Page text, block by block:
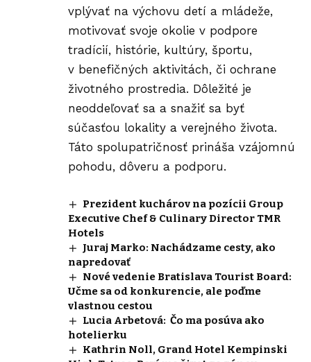
vplývať na výchovu detí a mládeže,
motivovať svoje okolie v podpore
tradícií, histórie, kultúry, športu,
v benefičných aktivitách, či ochrane
životného prostredia. Dôležité je
neoddeľovať sa a snažiť sa byť
súčasťou lokality a verejného života.
Táto spolupatričnosť prináša vzájomnú
pohodu, dôveru a podporu.
Prezident kuchárov na pozícii Group
Executive Chef & Culinary Director TMR
Hotels
Juraj Marko: Nachádzame cesty, ako
napredovať
Nové vedenie Bratislava Tourist Board:
Učme sa od konkurencie, ale poďme
vlastnou cestou
Lucia Arbetová: Čo ma posúva ako
hotelierku
Kathrin Noll, Grand Hotel Kempinski